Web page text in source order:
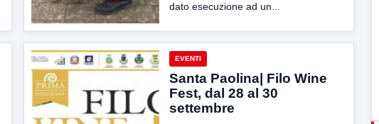
dato esecuzione ad un...
EVENTI
Santa Paolina| Filo Wine
Fest, dal 28 al 30
settembre